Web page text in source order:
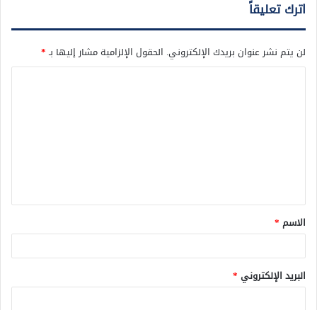
اترك تعليقاً
لن يتم نشر عنوان بريدك الإلكتروني. الحقول الإلزامية مشار إليها بـ*
ق
*
الاسم *
البريد الإلكتروني *